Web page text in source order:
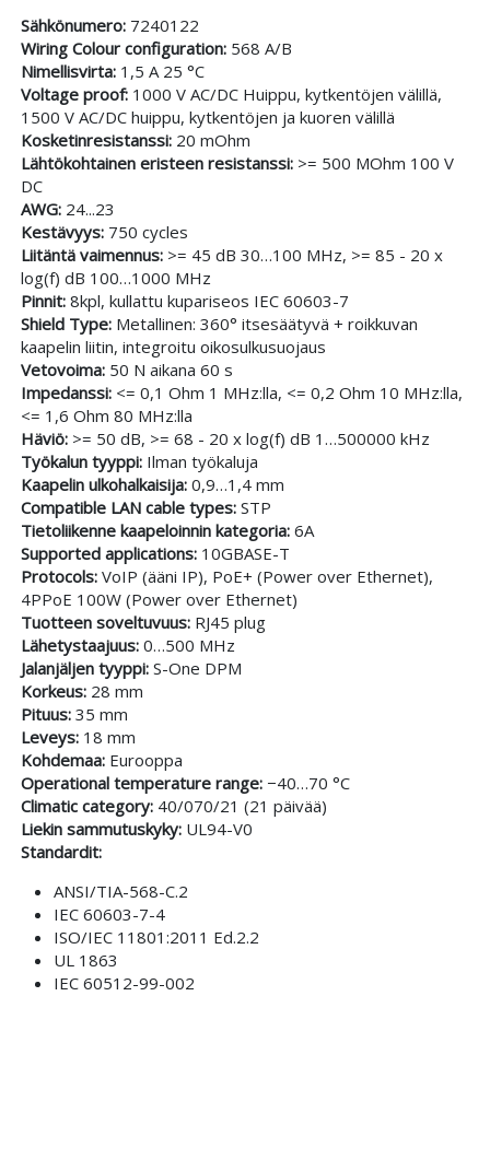
Sähkönumero: 7240122
Wiring Colour configuration:568 A/B
Nimellisvirta: 1,5 A 25 °C
Voltage proof: 1000 V AC/DC Huippu, kytkentöjen välillä,
1500 V AC/DC huippu, kytkentöjen ja kuoren välillä
Kosketinresistanssi:20 mOhm
Lähtökohtainen eristeen resistanssi:>= 500 MOhm 100 V
DC
AWG: 24...23
Kestävyys:750 cycles
Liitäntä vaimennus:>= 45 dB 30…100 MHz, >= 85 - 20 x
log(f) dB 100…1000 MHz
Pinnit: 8kpl, kullattu kupariseos IEC 60603-7
Shield Type:Metallinen: 360° itsesäätyvä + roikkuvan
kaapelin liitin, integroitu oikosulkusuojaus
Vetovoima: 50 N aikana 60 s
Impedanssi:<= 0,1 Ohm 1 MHz:lla, <= 0,2 Ohm 10 MHz:lla,
<= 1,6 Ohm 80 MHz:lla
Häviö: >= 50 dB, >= 68 - 20 x log(f) dB 1…500000 kHz
Työkalun tyyppi:Ilman työkaluja
Kaapelin ulkohalkaisija: 0,9…1,4 mm
Compatible LAN cable types:STP
Tietoliikenne kaapeloinnin kategoria:6A
Supported applications: 10GBASE-T
Protocols:VoIP (ääni IP), PoE+ (Power over Ethernet),
4PPoE 100W (Power over Ethernet)
Tuotteen soveltuvuus: RJ45 plug
Lähetystaajuus:0…500 MHz
Jalanjäljen tyyppi:S-One DPM
Korkeus: 28 mm
Pituus: 35 mm
Leveys:18 mm
Kohdemaa: Eurooppa
Operational temperature range: −40…70 °C
Climatic category:40/070/21 (21 päivää)
Liekin sammutuskyky: UL94-V0
Standardit:
ANSI/TIA-568-C.2
IEC 60603-7-4
ISO/IEC 11801:2011 Ed.2.2
UL 1863
IEC 60512-99-002